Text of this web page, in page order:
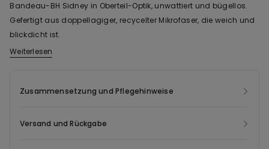
Bandeau-BH Sidney in Oberteil-Optik, unwattiert und bügellos.
Gefertigt aus doppellagiger, recycelter Mikrofaser, die weich und
blickdicht ist.
Für dieses Modell wurde das recycelte Nylon Econyl ® verwendet,
Teppichen gewonnen wird. Econyl ® hat dieselben Eigenschaften
und Abfälle, die sonst entsorgt würden, weitergenutzt werden.
Weiterlesen
Zusammensetzung und Pflegehinweise
Versand und Rückgabe